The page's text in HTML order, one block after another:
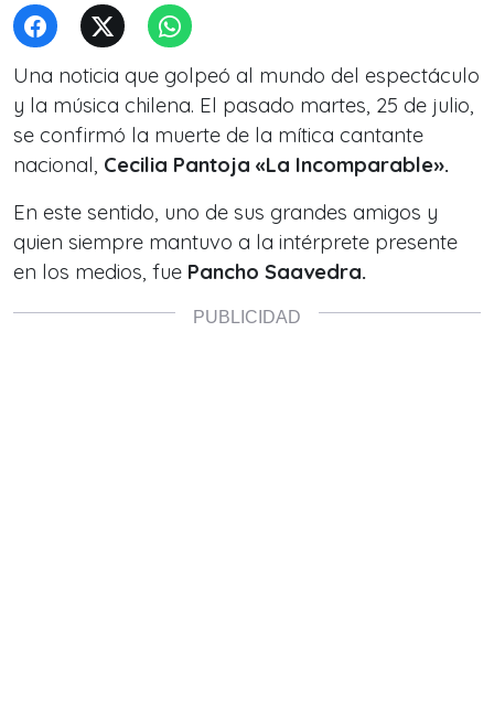
Una noticia que golpeó al mundo del espectáculo
y la música chilena. El pasado martes, 25 de julio,
se confirmó la muerte de la mítica cantante
nacional, Cecilia Pantoja «La Incomparable».
En este sentido, uno de sus grandes amigos y
quien siempre mantuvo a la intérprete presente
en los medios, fue Pancho Saavedra.